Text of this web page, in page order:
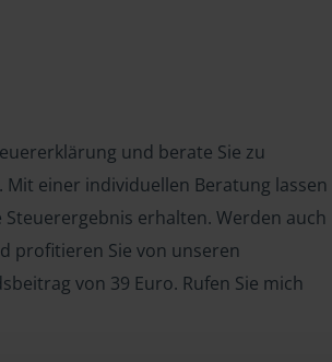
und berate Sie zu
Mit einer individuellen Beratung lassen
erhalten. Werden auch
profitieren Sie von unseren
von 39 Euro. Rufen Sie mich